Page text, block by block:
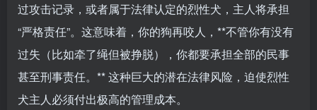
过攻击记录，或者属于法律认定的烈性犬，主人将承担
“严格责任”。这意味着，你的狗再咬人，**不管你有没有
过失（比如牵了绳但被挣脱），你都要承担全部的民事
甚至刑事责任。** 这种巨大的潜在法律风险，迫使烈性
犬主人必须付出极高的管理成本。